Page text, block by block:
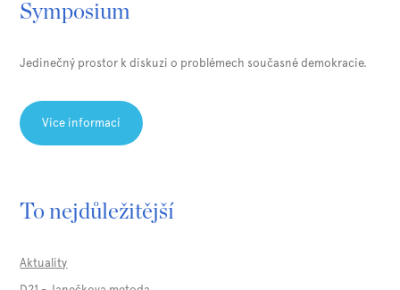
Symposium
Jedinečný prostor k diskuzi o problémech současné demokracie.
Více informací
To nejdůležitější
Aktuality